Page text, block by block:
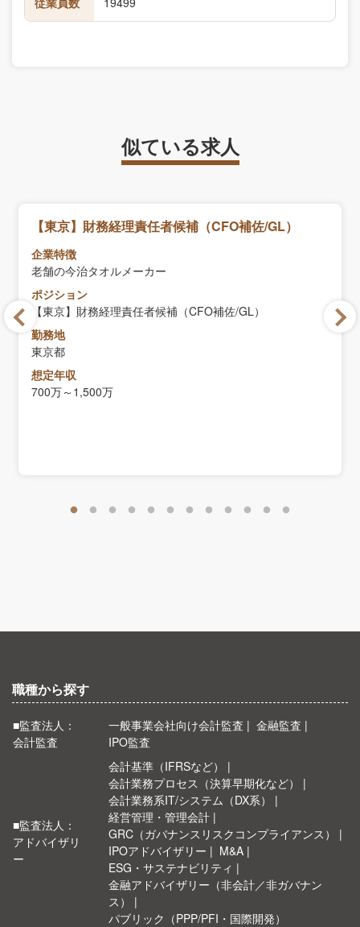
似ている求人
【東京】財務経理責任者候補（CFO補佐/GL）
企業特徴
老舗の今治タオルメーカー
ポジション
【東京】財務経理責任者候補（CFO補佐/GL）
勤務地
東京都
想定年収
700万～1,500万
職種から探す
■監査法人：
会計監査
一般事業会社向け会計監査
金融監査
IPO監査
■監査法人：
アドバイザリ
ー
会計基準（IFRSなど）
会計業務プロセス（決算早期化など）
会計業務系IT/システム（DX系）
経営管理・管理会計
GRC（ガバナンスリスクコンプライアンス）
IPOアドバイザリー
M&A
ESG・サステナビリティ
金融アドバイザリー（非会計／非ガバナン
ス）
パブリック（PPP/PFI・国際開発）